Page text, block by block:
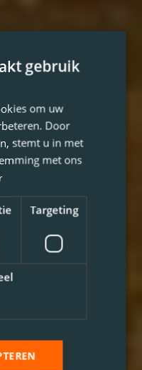
gebruik
om uw
Door
stemt u in met
met ons
Targeting